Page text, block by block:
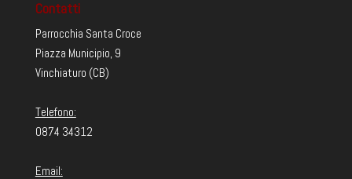
Contatti
Parrocchia Santa Croce
Piazza Municipio, 9
Vinchiaturo (CB)
Telefono:
0874 34312
Email: